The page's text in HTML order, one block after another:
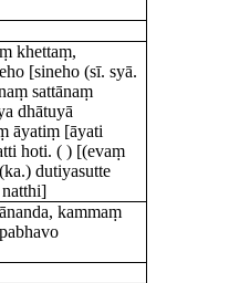
khettaṃ,
[sineho (sī. syā.
sattānaṃ
dhātuyā
āyatiṃ [āyati
hoti. ( ) [(evaṃ
dutiyasutte
natthi]
kammaṃ